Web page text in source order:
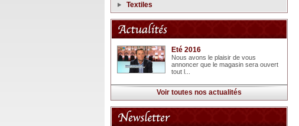
Textiles
Eté 2016
Nous avons le plaisir de vous
annoncer que le magasin sera ouvert
tout l...
Voir toutes nos actualités